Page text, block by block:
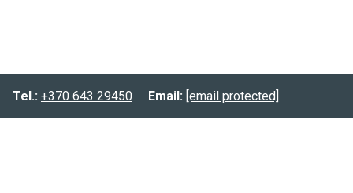
Informacija
Tel.: +370 643 29450 Email: [email protected]